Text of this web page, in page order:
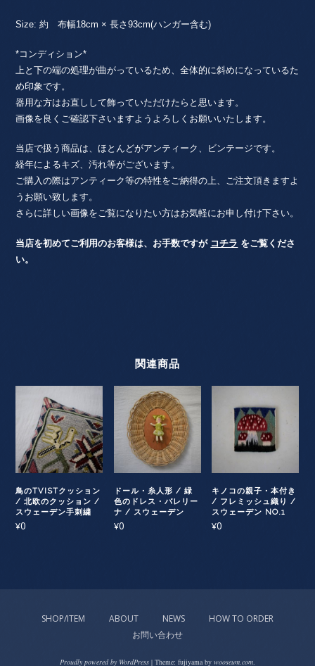
Size: 約 布幅18cm × 長さ93cm(ハンガー含む)
*コンディション*
上と下の端の処理が曲がっているため、全体的に斜めになっているた
め印象です。
器用な方はお直しして飾っていただけたらと思います。
画像を良くご確認下さいますようよろしくお願いいたします。
当店で扱う商品は、ほとんどがアンティーク、ビンテージです。
経年によるキズ、汚れ等がございます。
ご購入の際はアンティーク等の特性をご納得の上、ご注文頂きますよ
うお願い致します。
さらに詳しい画像をご覧になりたい方はお気軽にお申し付け下さい。
当店を初めてご利用のお客様は、お手数ですが コチラ をご覧くださ
い。
関連商品
鳥のTVISTクッション
/ 北欧のクッション /
スウェーデン手刺繍
¥0
ドール・糸人形 / 緑
色のドレス・バレリー
ナ / スウェーデン
¥0
キノコの親子・本付き
/ フレミッシュ織り /
スウェーデン NO.1
¥0
SHOP/ITEM ABOUT NEWS
HOW TO ORDER
お問い合わせ
Proudly powered by WordPress | Theme: fujiyama by wooseum.com